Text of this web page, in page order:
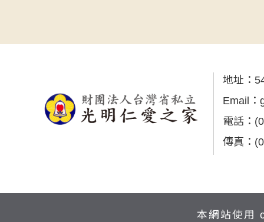
地址：
Email：
電話：
傳真：
本網站使用